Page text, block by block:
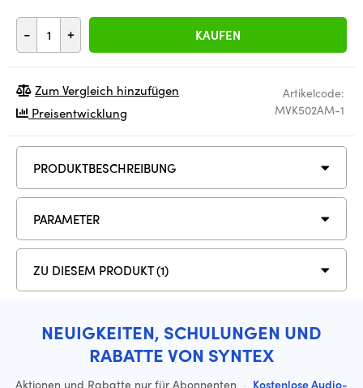
- + KAUFEN
Artikelcode:
MVK502AM-1
Zum Vergleich hinzufügen
Preisentwicklung
PRODUKTBESCHREIBUNG
PARAMETER
ZU DIESEM PRODUKT (1)
NEUIGKEITEN, SCHULUNGEN UND
RABATTE VON SYNTEX
Aktionen und Rabatte nur für Abonnenten · Kostenlose Audio-